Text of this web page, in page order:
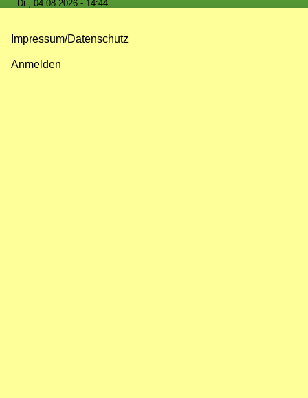
Di., 04.08.2026 - 14:44
Impressum/Datenschutz
Anmelden